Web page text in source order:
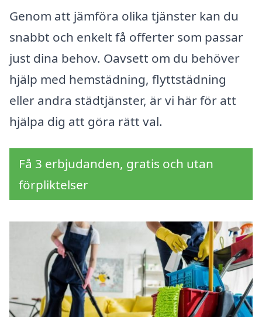
Genom att jämföra olika tjänster kan du
snabbt och enkelt få offerter som passar
just dina behov. Oavsett om du behöver
hjälp med hemstädning, flyttstädning
eller andra städtjänster, är vi här för att
hjälpa dig att göra rätt val.
Få 3 erbjudanden, gratis och utan
förpliktelser